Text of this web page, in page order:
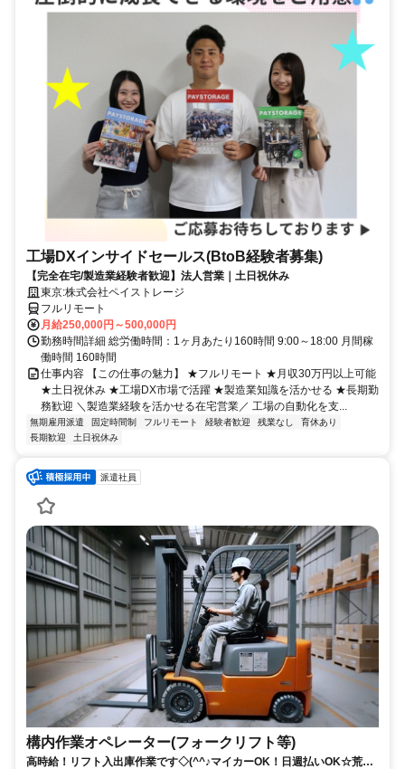
工場DXインサイドセールス(BtoB経験者募集)
【完全在宅/製造業経験者歓迎】法人営業｜土日祝休み
東京:株式会社ペイストレージ
フルリモート
月給250,000円～500,000円
勤務時間詳細 総労働時間：1ヶ月あたり160時間 9:00～18:00 月間稼
働時間 160時間
仕事内容 【この仕事の魅力】 ★フルリモート ★月収30万円以上可能
★土日祝休み ★工場DX市場で活躍 ★製造業知識を活かせる ★長期勤
務歓迎 ＼製造業経験を活かせる在宅営業／ 工場の自動化を支...
無期雇用派遣 固定時間制 フルリモート 経験者歓迎 残業なし
育休あり
長期歓迎
土日祝休み
派遣社員
構内作業オペレーター(フォークリフト等)
高時給！リフト入出庫作業です◇(^^♪マイカーOK！日週払いOK☆荒本